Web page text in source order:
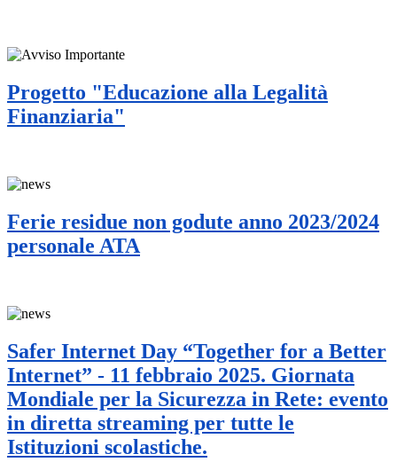
Progetto "Educazione alla Legalità
Finanziaria"
Ferie residue non godute anno 2023/2024
personale ATA
Safer Internet Day “Together for a Better
Internet” - 11 febbraio 2025. Giornata
Mondiale per la Sicurezza in Rete: evento
in diretta streaming per tutte le
Istituzioni scolastiche.